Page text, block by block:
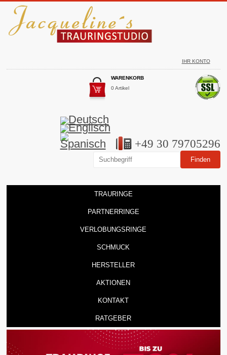
IHR KONTO
WARENKORB
0 Artikel
+49 30 79705296
TRAURINGE
PARTNERRINGE
VERLOBUNGSRINGE
SCHMUCK
HERSTELLER
AKTIONEN
KONTAKT
RATGEBER